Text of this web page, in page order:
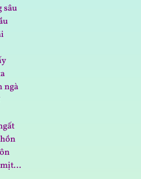
sâu
ngà
mịt…